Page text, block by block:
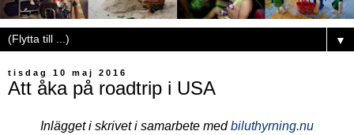
▼
tisdag 10 maj 2016
Att åka på roadtrip i USA
Inlägget i skrivet i samarbete medbiluthyrning.nu